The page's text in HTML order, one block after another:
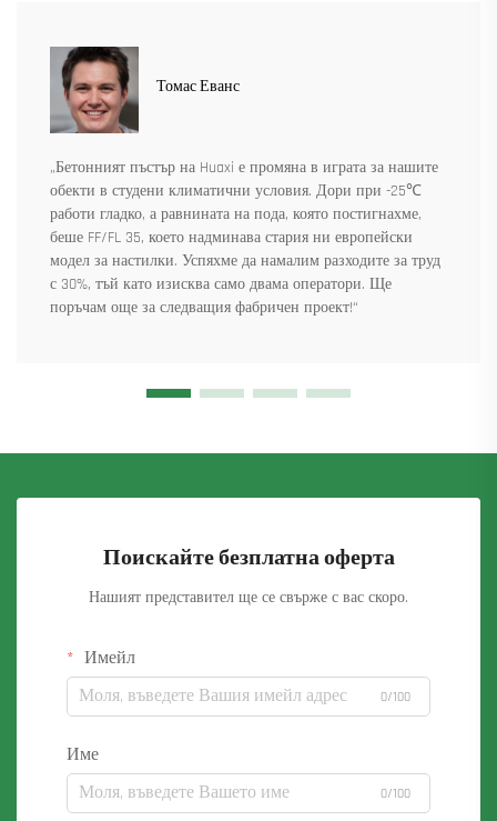
Томас Еванс
„Бетонният пъстър на Huaxi е промяна в играта за нашите
обекти в студени климатични условия. Дори при -25℃
работи гладко, а равнината на пода, която постигнахме,
беше FF/FL 35, което надминава стария ни европейски
модел за настилки. Успяхме да намалим разходите за труд
с 30%, тъй като изисква само двама оператори. Ще
поръчам още за следващия фабричен проект!“
Поискайте безплатна оферта
Нашият представител ще се свърже с вас скоро.
Имейл
0/100
Име
0/100